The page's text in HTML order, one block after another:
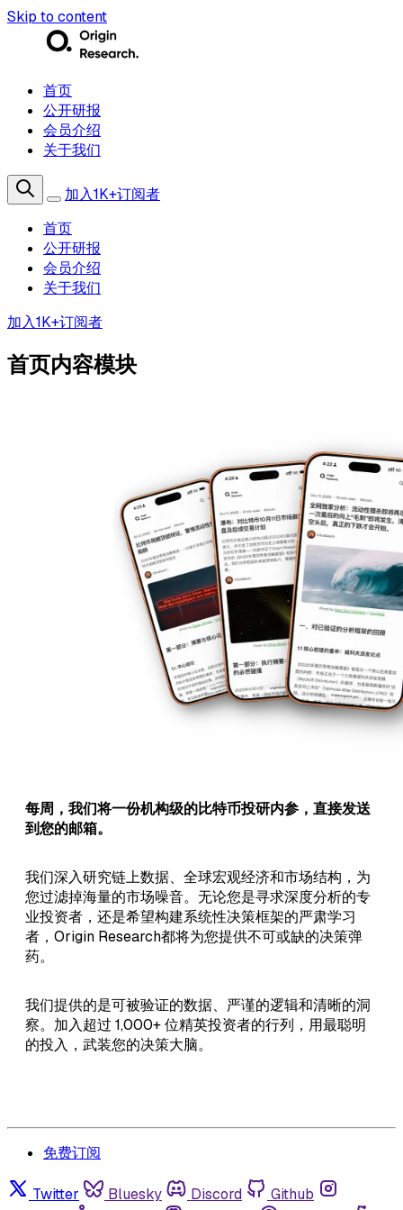
Skip to content
首页
公开研报
会员介绍
关于我们
加入1K+订阅者
首页
公开研报
会员介绍
关于我们
加入1K+订阅者
首页内容模块
每周，我们将一份机构级的比特币投研内参，直接发送
到您的邮箱。
我们深入研究链上数据、全球宏观经济和市场结构，为
您过滤掉海量的市场噪音。无论您是寻求深度分析的专
业投资者，还是希望构建系统性决策框架的严肃学习
者，Origin Research都将为您提供不可或缺的决策弹
药。
我们提供的是可被验证的数据、严谨的逻辑和清晰的洞
察。加入超过 1,000+ 位精英投资者的行列，用最聪明
的投入，武装您的决策大脑。
免费订阅
Twitter Bluesky Discord
Github